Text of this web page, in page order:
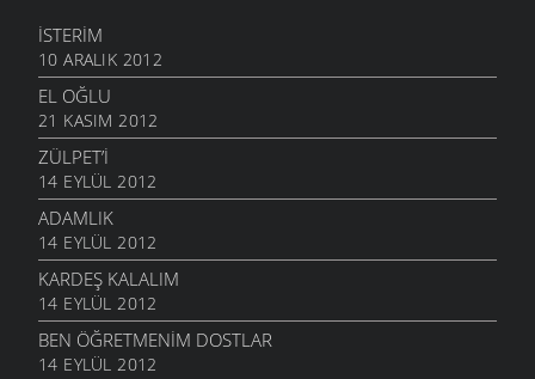
İSTERIM
10 ARALIK 2012
EL OĞLU
21 KASIM 2012
ZÜLPET’I
14 EYLÜL 2012
ADAMLIK
14 EYLÜL 2012
KARDEŞ KALALIM
14 EYLÜL 2012
BEN ÖĞRETMENIM DOSTLAR
14 EYLÜL 2012